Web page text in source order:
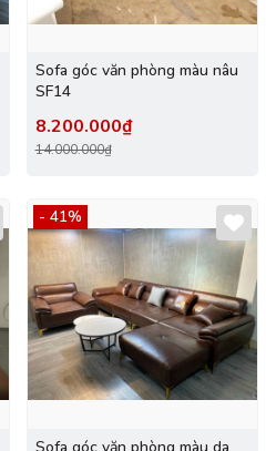
Sofa góc văn phòng màu nâu
SF14
8.200.000₫
14.000.000₫
- 41%
Sofa góc văn phòng màu da